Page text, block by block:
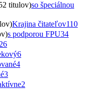
titulov)so špeciálnou
Krajina čitateľov110
s podporou FPU34
26
6
4
3
2